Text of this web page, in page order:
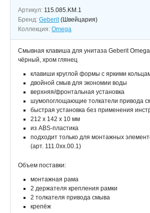
Артикул: 115.085.KM.1
Бренд: Geberit (Швейцария)
Коллекция: Omega
Смывная клавиша для унитаза Geberit
чёрный, хром глянец
клавиши круглой формы с яркими
двойной смыв для экономии воды
верхняя/фронтальная установка
шумопоглощающие толкатели привода
быстрая установка без применения
212 x 142 x 10 мм
из ABS-пластика
подходит только для монтажных
(арт. 111.0xx.00.1)
Объем поставки:
монтажная рама
2 держателя крепления рамки
2 толкателя привода смыва
крепёж